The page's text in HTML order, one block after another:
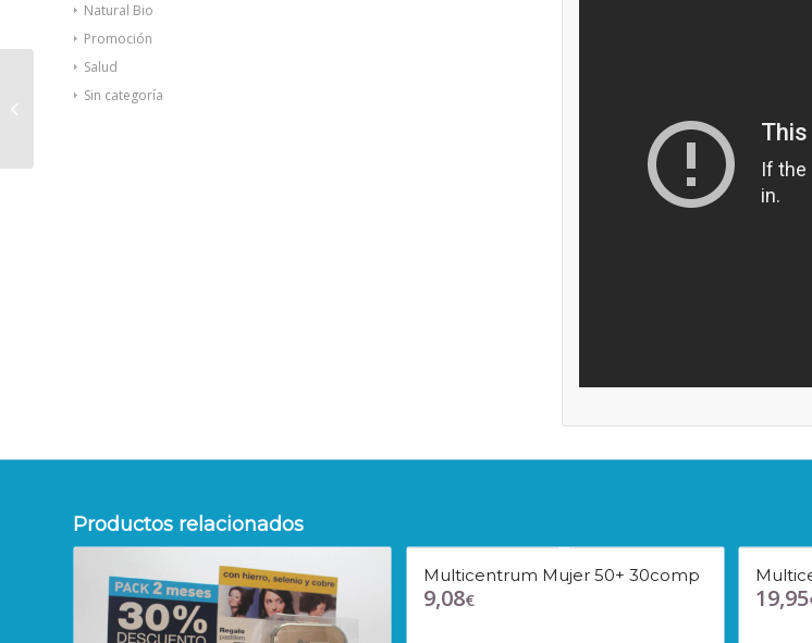
Natural Bio
Promoción
Salud
Sin categoría
Productos relacionados
Multicentrum Mujer 50+ 30comp
9,08€ 19,95
crema desodorante